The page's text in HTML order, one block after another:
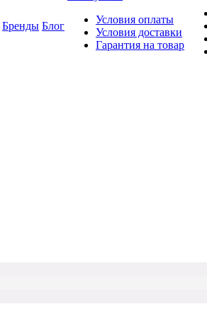
Бренды Блог
Условия оплаты
Условия доставки
Гарантия на товар